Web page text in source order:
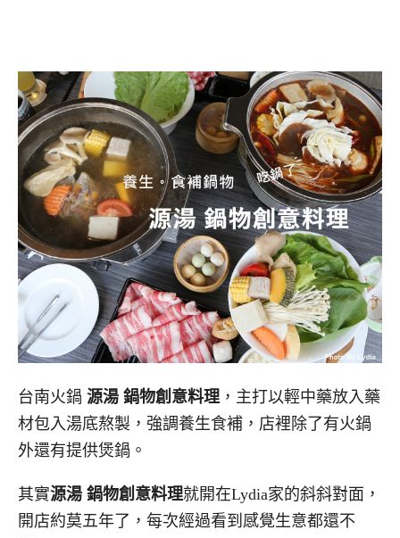
台南火鍋 源湯 鍋物創意料理，主打以輕中藥放入藥
材包入湯底熬製，強調養生食補，店裡除了有火鍋
外還有提供煲鍋。
其實源湯 鍋物創意料理就開在Lydia家的斜斜對面，
開店約莫五年了，每次經過看到感覺生意都還不